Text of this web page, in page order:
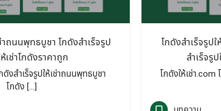
าถนนพุทธบูชา โกดังสำเร็จรูป
ห้เช่าโกดังราคาถูก
ดังสำเร็จรูปให้เช่าถนนพุทธบูชา
โกดัง […]
โกดังสำเร็จรู
สำเร็จรู
โกดังให้เช่า